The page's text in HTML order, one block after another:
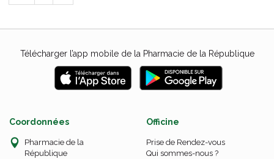
Télécharger l’app mobile de la Pharmacie de la République
Coordonnées
Pharmacie de la
République
Officine
Prise de Rendez-vous
Qui sommes-nous ?